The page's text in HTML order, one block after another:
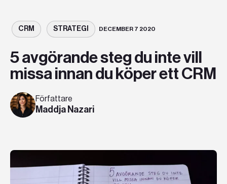
Karriär
Event
Boka ett möte
CRM STRATEGI DECEMBER 7 2020
5 avgörande steg du inte vill
missa innan du köper ett CRM
Författare
Maddja Nazari